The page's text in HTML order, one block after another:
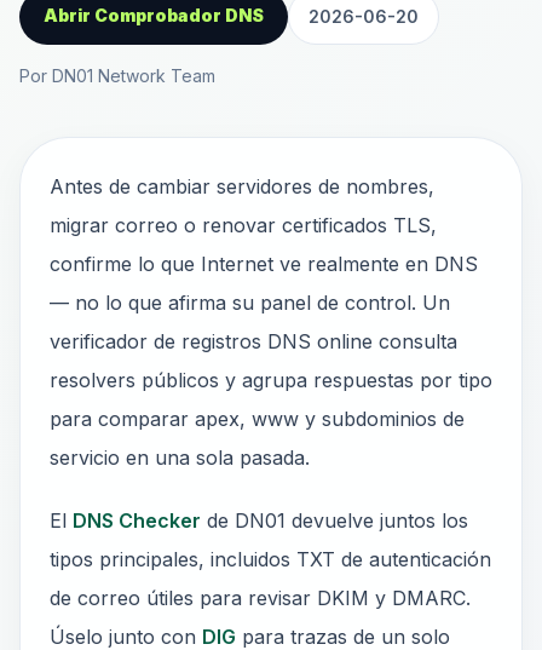
Abrir Comprobador DNS 2026-06-20
Por DN01 Network Team
Antes de cambiar servidores de nombres,
migrar correo o renovar certificados TLS,
confirme lo que Internet ve realmente en DNS
— no lo que afirma su panel de control. Un
verificador de registros DNS online consulta
resolvers públicos y agrupa respuestas por tipo
para comparar apex, www y subdominios de
servicio en una sola pasada.
El DNS Checker de DN01 devuelve juntos los
tipos principales, incluidos TXT de autenticación
de correo útiles para revisar DKIM y DMARC.
Úselo junto con DIG para trazas de un solo